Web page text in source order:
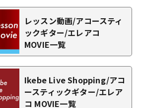
レッスン動画/アコースティ
ックギター/エレアコ
MOVIE一覧
Ikebe Live Shopping/アコ
ースティックギター/エレア
コ MOVIE一覧